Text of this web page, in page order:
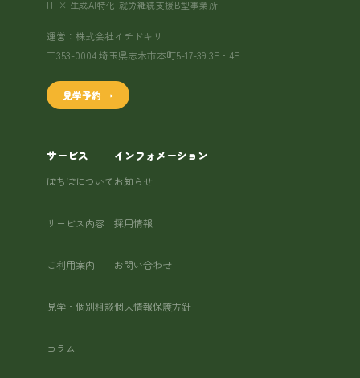
IT × 生成AI特化 就労継続支援B型事業所
運営：株式会社イチドキリ
〒353-0004 埼玉県志木市本町5-17-39 3F・4F
見学予約 →
サービス
ぽちぽについて
サービス内容
ご利用案内
見学・個別相談
コラム
インフォメーション
お知らせ
採用情報
お問い合わせ
個人情報保護方針